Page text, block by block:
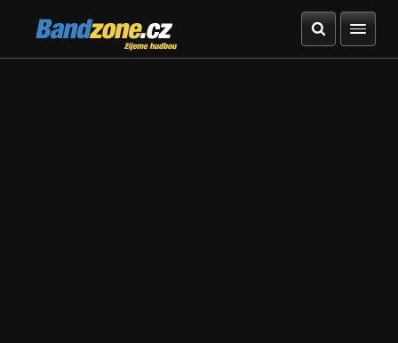
Bandzone.cz
žijeme hudbou